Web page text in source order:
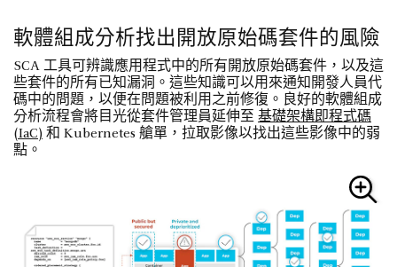
軟體組成分析找出開放原始碼套件的風險
SCA 工具可辨識應用程式中的所有開放原始碼套件，以及這
些套件的所有已知漏洞。這些知識可以用來通知開發人員代
碼中的問題，以便在問題被利用之前修復。良好的軟體組成
分析流程會將目光從套件管理員延伸至 基礎架構即程式碼
(IaC) 和 Kubernetes 艙單，拉取影像以找出這些影像中的弱
點。